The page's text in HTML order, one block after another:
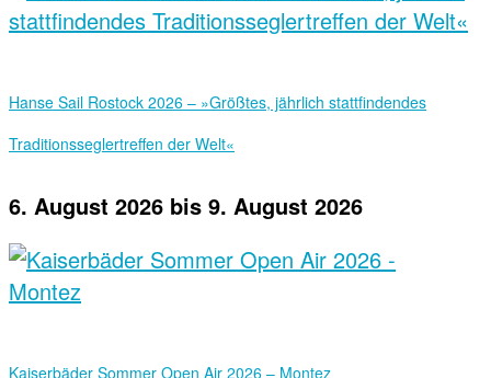
Hanse Sail Rostock 2026 – »Größtes, jährlich stattfindendes
Traditionsseglertreffen der Welt«
6. August 2026 bis 9. August 2026
Kaiserbäder Sommer Open Air 2026 – Montez